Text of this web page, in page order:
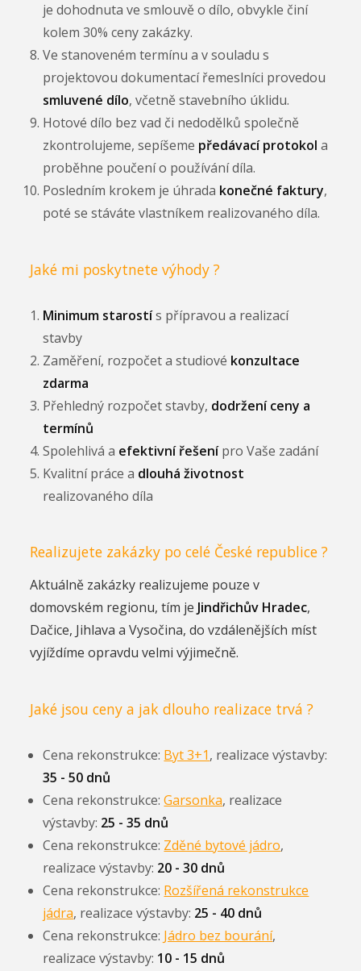
je dohodnuta ve smlouvě o dílo, obvykle činí
kolem 30% ceny zakázky.
Ve stanoveném termínu a v souladu s
projektovou dokumentací řemeslníci provedou
smluvené dílo, včetně stavebního úklidu.
Hotové dílo bez vad či nedodělků společně
zkontrolujeme, sepíšeme předávací protokol a
proběhne poučení o používání díla.
Posledním krokem je úhrada konečné faktury,
poté se stáváte vlastníkem realizovaného díla.
Jaké mi poskytnete výhody ?
Minimum starostís přípravou a realizací
stavby
Zaměření, rozpočet a studiové konzultace
zdarma
Přehledný rozpočet stavby, dodržení ceny a
termínů
Spolehlivá a efektivní řešenípro Vaše zadání
Kvalitní práce a dlouhá životnost
realizovaného díla
Realizujete zakázky po celé České republice ?
Aktuálně zakázky realizujeme pouze v
domovském regionu, tím jeJindřichův Hradec,
Dačice, Jihlava a Vysočina, do vzdálenějších míst
vyjíždíme opravdu velmi výjimečně.
Jaké jsou ceny a jak dlouho realizace trvá ?
Cena rekonstrukce: Byt 3+1, realizace výstavby:
35 - 50 dnů
Cena rekonstrukce:Garsonka, realizace
výstavby: 25 - 35 dnů
Cena rekonstrukce: Zděné bytové jádro,
realizace výstavby: 20 - 30 dnů
Cena rekonstrukce: Rozšířená rekonstrukce
jádra, realizace výstavby: 25 - 40 dnů
Cena rekonstrukce: Jádro bez bourání,
realizace výstavby: 10 - 15 dnů